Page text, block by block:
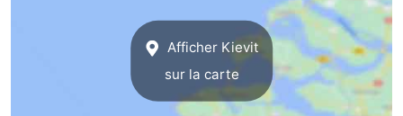
Afficher Kievit
sur la carte